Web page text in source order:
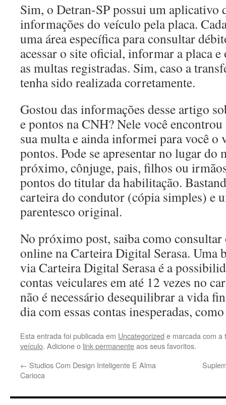
Sim, o Detran-SP possui um aplicativo
informações do veículo pela placa.
uma área específica para consultar
acessar o site oficial, informar a placa
as multas registradas. Sim, caso a
tenha sido realizada corretamente.
Gostou das informações desse artigo
e pontos na CNH? Nele você
sua multa e ainda informei para você o
pontos. Pode se apresentar no lugar do
próximo, cônjuge, pais, filhos ou
pontos do titular da habilitação.
carteira do condutor (cópia simples) e
parentesco original.
No próximo post, saiba como
online na Carteira Digital Serasa. Uma
via Carteira Digital Serasa é a
contas veiculares em até 12 vezes no
não é necessário desequilibrar a vida
dia com essas contas inesperadas,
Esta entrada foi publicada em Uncategorized e marcada com
veículo. Adicione o link permanenteaos seus favoritos.
← Studios Com Design Inteligente E Alma
Carioca